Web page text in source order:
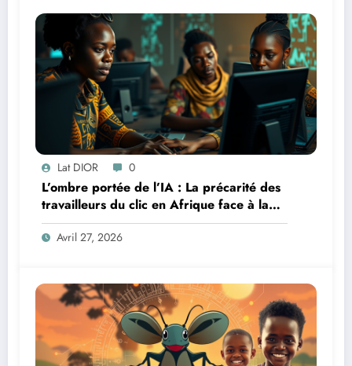
Lat DIOR 0
L’ombre portée de l’IA : La précarité des
travailleurs du clic en Afrique face à la
révolution numérique
Avril 27, 2026